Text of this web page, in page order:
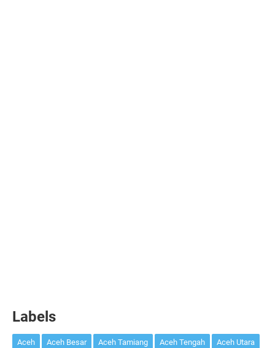
Labels
Aceh Aceh Besar Aceh Tamiang Aceh Tengah
Aceh Utara